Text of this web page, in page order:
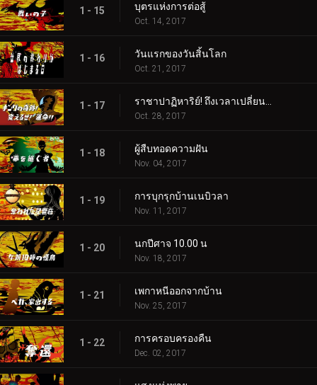
1 - 15 บุตรแห่งการต่อสู้
Oct. 14, 2017
1 - 16 วันแรกของวันสิ้นโลก
Oct. 21, 2017
1 - 17
Oct. 28, 2017
1 - 18 ผู้สืบทอดความฝัน
Nov. 04, 2017
1 - 19 การบุกรุกบ้านเนบิวลา
Nov. 11, 2017
1 - 20 นกปีศาจ 10.00 น
Nov. 18, 2017
1 - 21 เพกาหนีออกจากบ้าน
Nov. 25, 2017
1 - 22 การครอบครองคืน
Dec. 02, 2017